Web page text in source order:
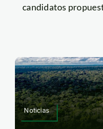
candidatos
Noticias